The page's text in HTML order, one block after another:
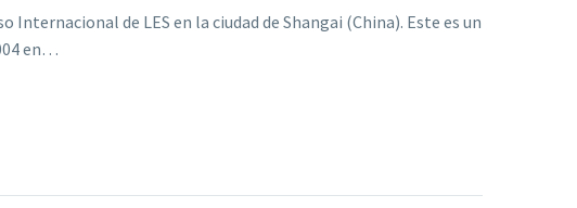
Internacional de LES en la ciudad de Shangai (China). Este es un
en…